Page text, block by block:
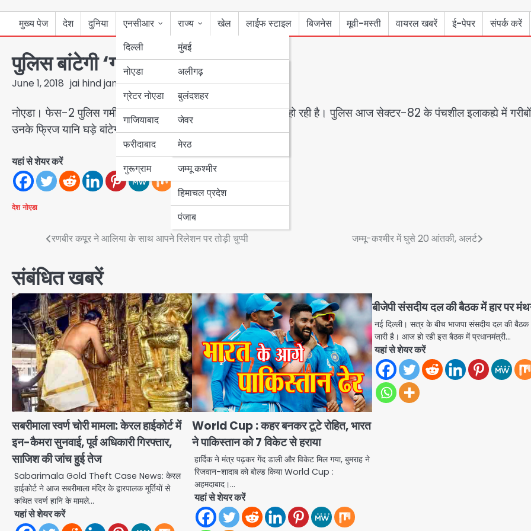
मुख्य पेज देश दुनिया
एनसीआर
दिल्ली
नोएडा
ग्रेटर नोएडा
गाजियाबाद
फरीदाबाद
गुरूग्राम
राज्य
मुंबई
उत्तर प्रदेश
अलीगढ़
बुलंदशहर
जेवर
मेरठ
बिहार
पंजाब
हरियाणा
जम्मू कश्मीर
हिमाचल प्रदेश
पंजाब
खेल लाईफ स्टाइल बिजनेस मूवी-मस्ती वायरल खबरें ई-पेपर संपर्क करें
पुलिस बांटेगी ‘गरीबों के फ्रिज’
June 1, 2018 jai hind janab
नोएडा। फेस-2 पुलिस गर्मी से तप रहे गरीबों के प्रति संवेदनशील साबित हो रही है। पुलिस आज सेक्टर-82 के पंचशील इलाकह्ये में
उनके फ्रिज यानि घड़े बांटेगी।
यहां से शेयर करें
देश नोएडा
navigation
रणबीर कपूर ने आलिया के साथ आपने रिलेशन पर तोड़ी चुप्पी जम्मू-कश्मीर में घुसे 20 आंतकी, अलर्ट
संबंधित खबरें
सबरीमाला स्वर्ण चोरी मामला: केरल हाईकोर्ट में
इन-कैमरा सुनवाई, पूर्व अधिकारी गिरफ्तार,
साजिश की जांच हुई तेज
Sabarimala Gold Theft Case News: केरल
हाईकोर्ट ने आज सबरीमाला मंदिर के द्वारपालक मूर्तियों से
कथित स्वर्ण हानि के मामले…
यहां से शेयर करें
World Cup : कहर बनकर टूटे रोहित, भारत
ने पाकिस्तान को 7 विकेट से हराया
हार्दिक ने मंत्र पढ़कर गेंद डाली और विकेट मिल गया, बुमराह ने
रिजवान-शादाब को बोल्ड किया World Cup :
अहमदाबाद।…
यहां से शेयर करें
बीजेपी संसदीय दल की बैठक में हार पर
नई दिल्ली। सत्र के बीच भाजपा संसदीय दल की बैठक
जारी है। आज हो रही इस बैठक में प्रधानमंत्री…
यहां से शेयर करें